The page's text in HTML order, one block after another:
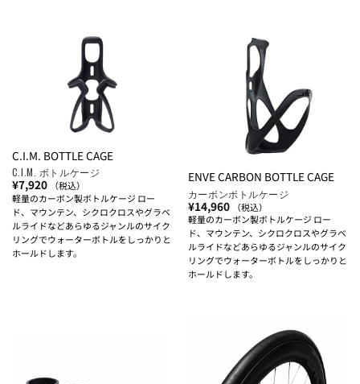
C.I.M. BOTTLE CAGE
C.I.M. ボトルケージ
¥7,920
（税込）
軽量のカーボン製ボトルケージ ロー
ド、マウンテン、シクロクロスやグラベ
ルライドなどあらゆるジャンルのサイク
リングでウォーターボトルをしっかりと
ホールドします。
ENVE CARBON BOTTLE CAGE
カーボンボトルケージ
¥14,960
（税込）
軽量のカーボン製ボトルケージ ロー
ド、マウンテン、シクロクロスやグラベ
ルライドなどあらゆるジャンルのサイク
リングでウォーターボトルをしっかりと
ホールドします。